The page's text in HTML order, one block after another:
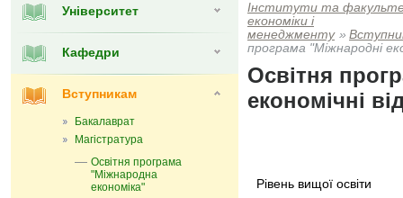
Університет
Кафедри
Вступникам
Бакалаврат
Магістратура
Освітня програма
"Міжнародна
економіка"
Інститути та
економiки i
менеджменту »
програма "Міжнародні
Освітня
економічні
Рівень вищої освіти